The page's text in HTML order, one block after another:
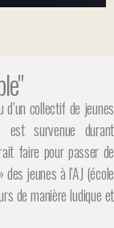
collectif de jeunes
survenue durant
faire pour passer de
jeunes à l’AJ (école
de manière ludique et